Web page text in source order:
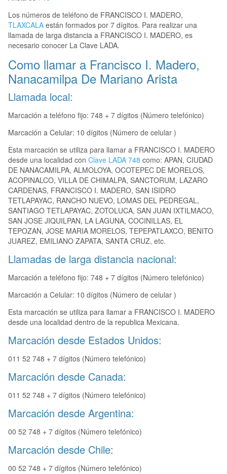
Los números de teléfono de FRANCISCO I. MADERO,
TLAXCALA están formados por 7 dígitos. Para realizar una
llamada de larga distancia a FRANCISCO I. MADERO, es
necesario conocer La Clave LADA.
Como llamar a Francisco I. Madero,
Nanacamilpa De Mariano Arista
Llamada local:
Marcación a teléfono fijo: 748 + 7 dígitos (Número telefónico)
Marcación a Celular: 10 dígitos (Número de celular )
Esta marcación se utiliza para llamar a FRANCISCO I. MADERO
desde una localidad con Clave LADA 748 como: APAN, CIUDAD
DE NANACAMILPA, ALMOLOYA, OCOTEPEC DE MORELOS,
ACOPINALCO, VILLA DE CHIMALPA, SANCTORUM, LAZARO
CARDENAS, FRANCISCO I. MADERO, SAN ISIDRO
TETLAPAYAC, RANCHO NUEVO, LOMAS DEL PEDREGAL,
SANTIAGO TETLAPAYAC, ZOTOLUCA, SAN JUAN IXTILMACO,
SAN JOSE JIQUILPAN, LA LAGUNA, COCINILLAS, EL
TEPOZAN, JOSE MARIA MORELOS, TEPEPATLAXCO, BENITO
JUAREZ, EMILIANO ZAPATA, SANTA CRUZ, etc.
Llamadas de larga distancia nacional:
Marcación a teléfono fijo: 748 + 7 dígitos (Número telefónico)
Marcación a Celular: 10 dígitos (Número de celular )
Esta marcación se utiliza para llamar a FRANCISCO I. MADERO
desde una localidad dentro de la republica Mexicana.
Marcación desde Estados Unidos:
011 52 748 + 7 dígitos (Número telefónico)
Marcación desde Canada:
011 52 748 + 7 dígitos (Número telefónico)
Marcación desde Argentina:
00 52 748 + 7 dígitos (Número telefónico)
Marcación desde Chile:
00 52 748 + 7 dígitos (Número telefónico)